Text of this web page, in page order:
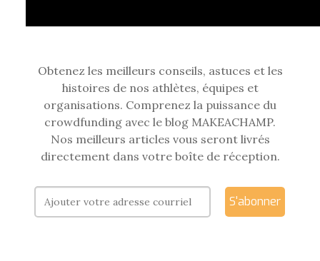
Obtenez les meilleurs conseils, astuces et les
histoires de nos athlètes, équipes et
organisations. Comprenez la puissance du
crowdfunding avec le blog MAKEACHAMP.
Nos meilleurs articles vous seront livrés
directement dans votre boîte de réception.
S'abonner